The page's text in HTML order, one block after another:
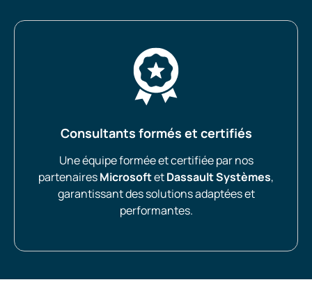
Consultants formés et certifiés
Une équipe formée et certifiée par nos
partenairesMicrosoftetDassault Systèmes,
garantissant des solutions adaptées et
performantes.